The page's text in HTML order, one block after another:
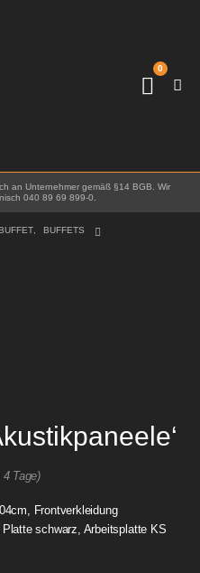
0
an Unternehmer gemäß §14 BGB. Wir
040 89 69 899-0.
,
BUFFETS
Tage)
Frontverkleidung
schwarz, Arbeitsplatte KS